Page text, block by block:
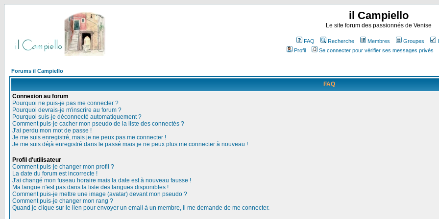
il Campiello
Le site forum des passionnés de Venise
FAQ Recherche Membres Groupes
Profil
Se connecter pour vérifier ses messages privés
Forums il Campiello
FAQ
Connexion au forum
Pourquoi ne puis-je pas me connecter ?
Pourquoi devrais-je m'inscrire au forum ?
Pourquoi suis-je déconnecté automatiquement ?
Comment puis-je cacher mon pseudo de la liste des connectés ?
J'ai perdu mon mot de passe !
Je me suis enregistré, mais je ne peux pas me connecter !
Je me suis déjà enregistré dans le passé mais je ne peux plus me connecter à nouveau !
Profil d'utilisateur
Comment puis-je changer mon profil ?
La date du forum est incorrecte !
J'ai changé mon fuseau horaire mais la date est à nouveau fausse !
Ma langue n'est pas dans la liste des langues disponibles !
Comment puis-je mettre une image (avatar) devant mon pseudo ?
Comment puis-je changer mon rang ?
Quand je clique sur le lien pour envoyer un email à un membre, il me demande de me connecter.